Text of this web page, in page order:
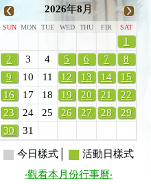
2026年8 月
SUN MON TUE WED THU FIR SAT
1
2
3 4 5 6 7
8
9
10 11 12 13 14
15
16
17 18 19 20 21
22
23
24 25 26 27 28
29
30
31
今日樣式│
活動日樣式
‧觀看本月份行事曆‧